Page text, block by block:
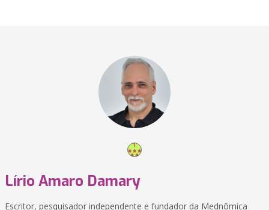
Lírio Amaro Damary
Escritor, pesquisador independente e fundador da Mednômica